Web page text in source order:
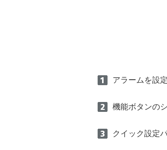
アラームを設定
機能ボタンの
クイック設定